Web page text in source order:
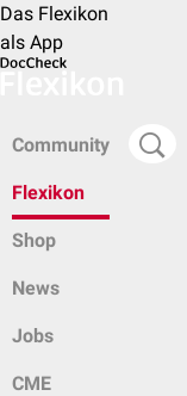
Das Flexikon
als App
Community
Flexikon
Shop
News
Jobs
CME